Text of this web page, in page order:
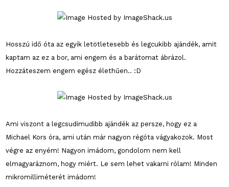
Hosszú idő óta az egyik letötletesebb és legcukibb ajándék, amit
kaptam az ez a bor, ami engem és a barátomat ábrázol.
Hozzáteszem engem egész élethűen.. :D
Ami viszont a legcsudimudibb ajándék az persze, hogy ez a
Michael Kors óra, ami után már nagyon régóta vágyakozok. Most
végre az enyém! Nagyon imádom, gondolom nem kell
elmagyaráznom, hogy miért. Le sem lehet vakarni rólam! Minden
mikromilliméterét imádom!